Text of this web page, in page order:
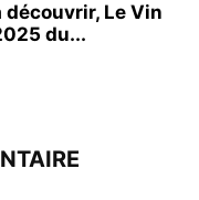
découvrir, Le Vin
du...